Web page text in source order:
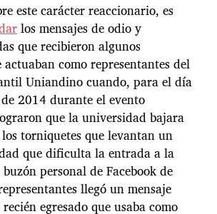
este carácter reaccionario, es
los mensajes de odio y
que recibieron algunos
como representantes del
Uniandino cuando, para el día
2014 durante el evento
que la universidad bajara
torniquetes que levantan un
que dificulta la entrada a la
personal de Facebook de
llegó un mensaje
egresado que usaba como